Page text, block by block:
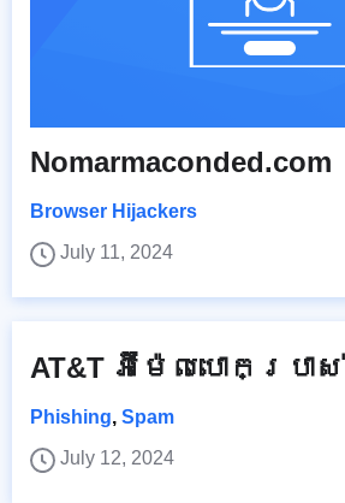
Nomarmaconded.com
Browser Hijackers
July 11, 2024
AT&T អ៊ីម៉ែលបោកប្រាស់
Phishing, Spam
July 12, 2024